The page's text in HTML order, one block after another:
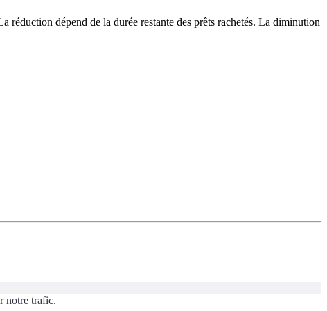
réduction dépend de la durée restante des prêts rachetés. La diminution
notre trafic.